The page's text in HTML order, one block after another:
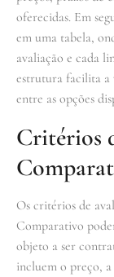
oferecidas. Em
em uma tabela,
avaliação e cada
estrutura facilita a
entre as opções
Critérios
Os critérios de
Comparativo
objeto a ser
incluem o preço,